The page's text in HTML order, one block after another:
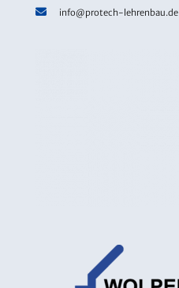
info@protech-lehrenbau.de